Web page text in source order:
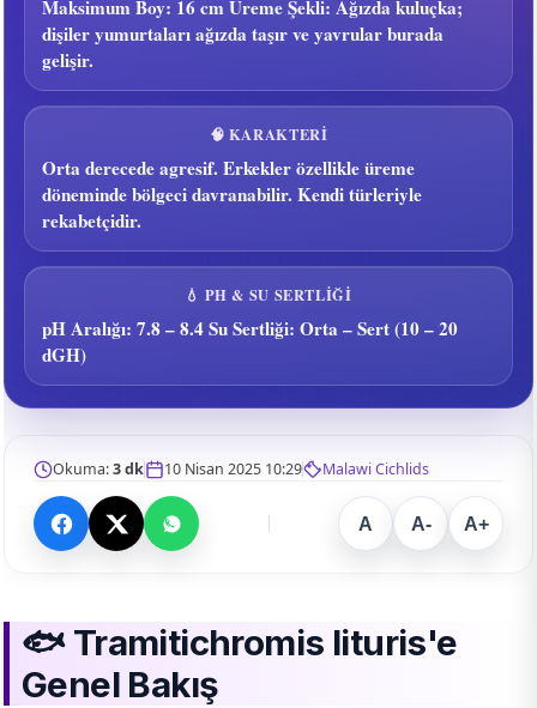
Maksimum Boy: 16 cm Üreme Şekli: Ağızda kuluçka;
dişiler yumurtaları ağızda taşır ve yavrular burada
gelişir.
🧠 KARAKTERI
Orta derecede agresif. Erkekler özellikle üreme
döneminde bölgeci davranabilir. Kendi türleriyle
rekabetçidir.
💧 PH & SU SERTLIĞI
pH Aralığı: 7.8 – 8.4 Su Sertliği: Orta – Sert (10 – 20
dGH)
Okuma:3 dk 10 Nisan 2025 10:29 Malawi Cichlids
A A- A+
🐟 Tramitichromis lituris'e
Genel Bakış